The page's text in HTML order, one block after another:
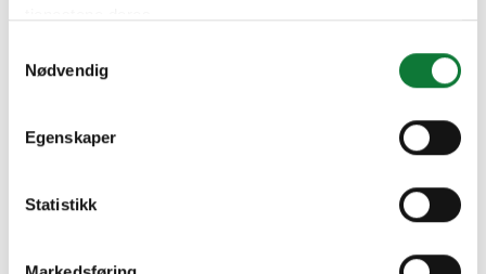
Nødvendig
Egenskaper
Statistikk